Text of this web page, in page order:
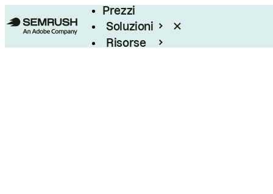
Prezzi
Soluzioni
Risorse